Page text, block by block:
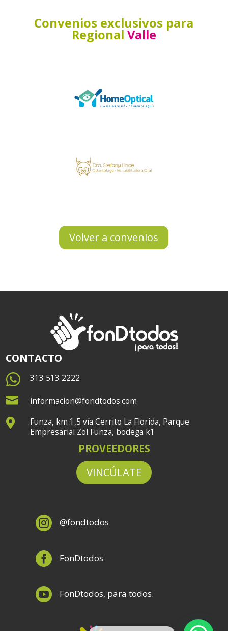
Convenios exclusivos para
Regional Valle
Volver a convenios
CONTACTO
 313 513 2222
 informacion@fondtodos.com

Funza, km 1,5 vía Cerrito La Florida, Parque
Empresarial Zol Funza, bodega k1
PROVEEDORES
VINCÚLATE
 @fondtodos
 FonDtodos
 FonDtodos, para todos.